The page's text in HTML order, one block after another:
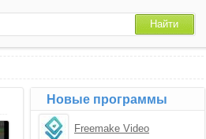
Новые программы
Freemake Video